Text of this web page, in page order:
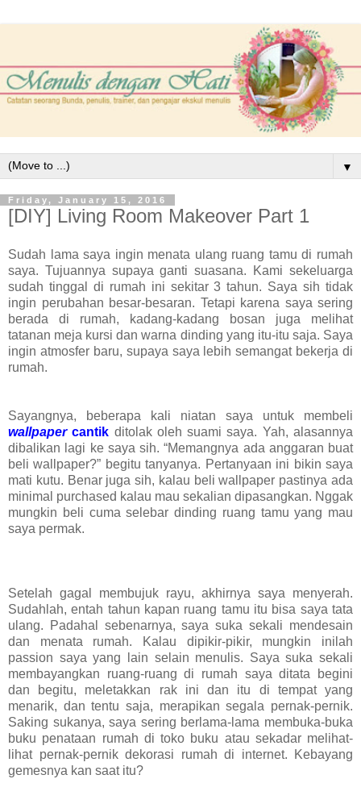
▼
Friday, January 15, 2016
[DIY] Living Room Makeover Part 1
Sudah lama saya ingin menata ulang ruang tamu di rumah
saya. Tujuannya supaya ganti suasana. Kami sekeluarga
sudah tinggal di rumah ini sekitar 3 tahun. Saya sih tidak
ingin perubahan besar-besaran. Tetapi karena saya sering
berada di rumah, kadang-kadang bosan juga melihat
tatanan meja kursi dan warna dinding yang itu-itu saja. Saya
ingin atmosfer baru, supaya saya lebih semangat bekerja di
rumah.
Sayangnya, beberapa kali niatan saya untuk membeli
wallpapercantik ditolak oleh suami saya. Yah, alasannya
dibalikan lagi ke saya sih. “Memangnya ada anggaran buat
beli wallpaper?” begitu tanyanya. Pertanyaan ini bikin saya
mati kutu. Benar juga sih, kalau beli wallpaper pastinya ada
minimal purchased kalau mau sekalian dipasangkan. Nggak
mungkin beli cuma selebar dinding ruang tamu yang mau
saya permak.
Setelah gagal membujuk rayu, akhirnya saya menyerah.
Sudahlah, entah tahun kapan ruang tamu itu bisa saya tata
ulang. Padahal sebenarnya, saya suka sekali mendesain
dan menata rumah. Kalau dipikir-pikir, mungkin inilah
passion saya yang lain selain menulis. Saya suka sekali
membayangkan ruang-ruang di rumah saya ditata begini
dan begitu, meletakkan rak ini dan itu di tempat yang
menarik, dan tentu saja, merapikan segala pernak-pernik.
Saking sukanya, saya sering berlama-lama membuka-buka
buku penataan rumah di toko buku atau sekadar melihat-
lihat pernak-pernik dekorasi rumah di internet. Kebayang
gemesnya kan saat itu?